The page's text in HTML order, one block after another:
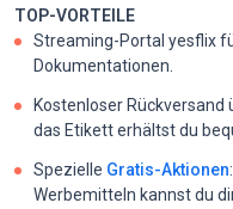
TOP-VORTEILE
Streaming-Portal yesflix
Dokumentationen.
Kostenloser Rückversand
das Etikett erhältst du
Spezielle Gratis-Aktionen
Werbemitteln kannst du